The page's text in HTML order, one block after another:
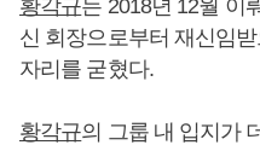
황각규는 2018년 12월 이
신 회장으로부터 재신임
자리를 굳혔다.
황각규의 그룹 내 입지가